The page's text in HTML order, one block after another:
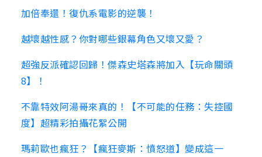
加倍奉還！復仇系電影的逆襲！
越壞越性感？你對哪些銀幕角色又壞又愛？
超強反派確認回歸！傑森史塔森將加入【玩命關頭
8】！
不靠特效阿湯哥來真的！【不可能的任務：失控國
度】超精彩拍攝花絮公開
瑪莉歐也瘋狂？【瘋狂麥斯：憤怒道】變成這一